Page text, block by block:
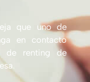
que uno de
en contacto
de renting de